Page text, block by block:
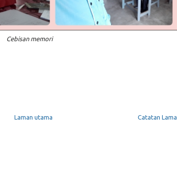
Cebisan memori
Catatan Lama
Laman utama